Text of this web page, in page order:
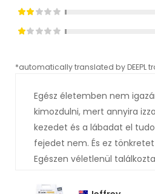
*automatically translated by DEEPL
Egész életemben nem
kimozdulni, mert annyira
kezedet és a lábadat el
fejedet nem. És ez
Egészen véletlenül
nekem. Valószínűleg már